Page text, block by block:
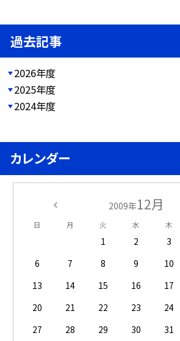
過去記事
2026年度
2025年度
2024年度
カレンダー
2009年12月
日 月 火 水 木
1 2 3
6
7 8 9 10
13
14 15 16 17
20
21 22 23 24
27
28 29 30 31